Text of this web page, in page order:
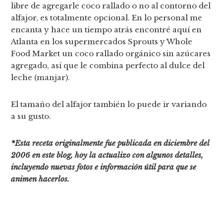
libre de agregarle coco rallado o no al contorno del
alfajor, es totalmente opcional. En lo personal me
encanta y hace un tiempo atrás encontré aquí en
Atlanta en los supermercados Sprouts y Whole
Food Market un coco rallado orgánico sin azúcares
agregado, así que le combina perfecto al dulce del
leche (manjar).
El tamaño del alfajor también lo puede ir variando
a su gusto.
*Esta receta originalmente fue publicada en diciembre del
2006 en este blog, hoy la actualizo con algunos detalles,
incluyendo nuevas fotos e información útil para que se
animen hacerlos.